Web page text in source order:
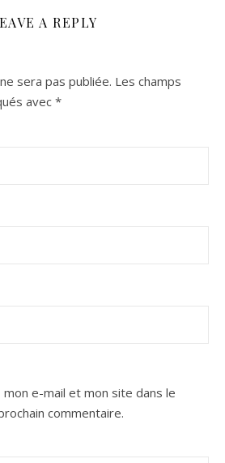
A REPLY
sera pas publiée. Les champs
avec *
e-mail et mon site dans le
commentaire.